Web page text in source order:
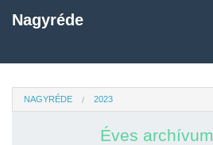
Nagyréde
NAGYRÉDE 2023
Éves archívum